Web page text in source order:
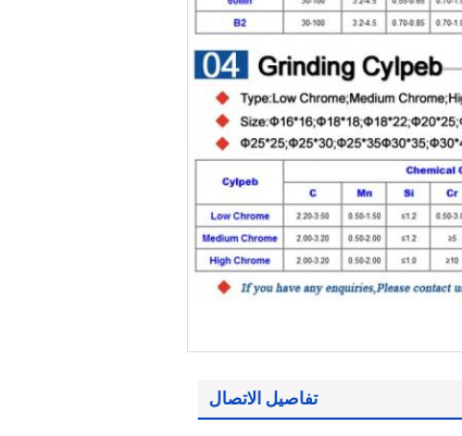
تفاصيل الاتصال